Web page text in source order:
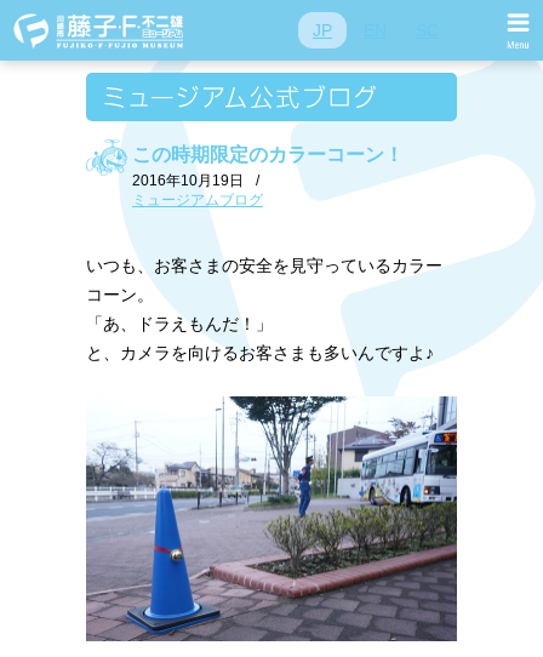
JP
この時期限定のカラーコーン！
2016年10月19日
/
ミュージアムブログ
いつも、お客さまの安全を見守っているカラー
コーン。
「あ、ドラえもんだ！」
と、カメラを向けるお客さまも多いんですよ♪